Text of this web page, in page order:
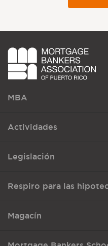
MBA
Actividades
Legislación
Respiro para las
Magacín